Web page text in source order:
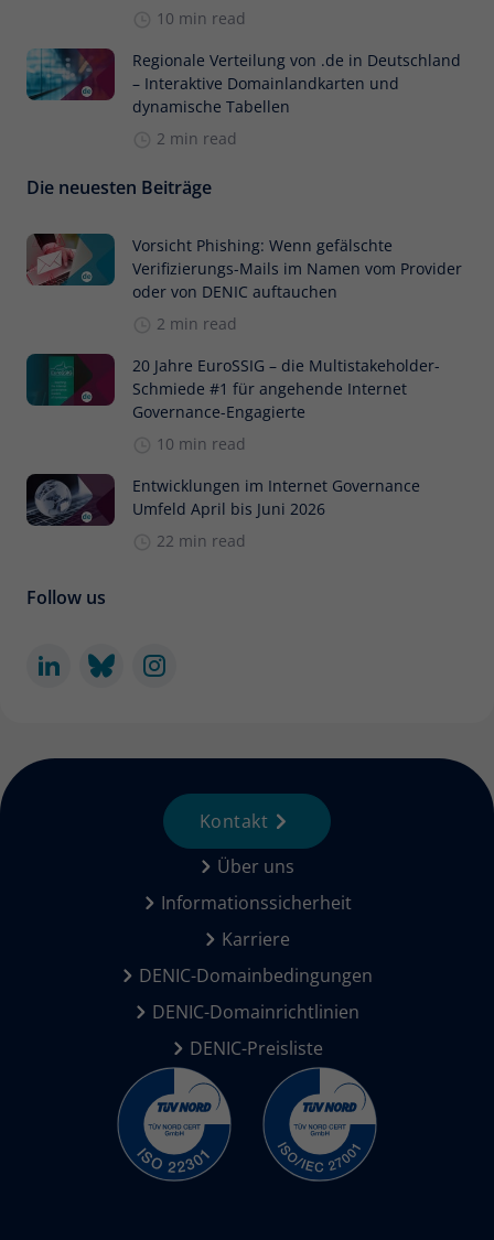
10 min read
Regionale Verteilung von .de in Deutschland
– Interaktive Domainlandkarten und
dynamische Tabellen
2 min read
Die neuesten Beiträge
Vorsicht Phishing: Wenn gefälschte
Verifizierungs-Mails im Namen vom Provider
oder von DENIC auftauchen
2 min read
20 Jahre EuroSSIG – die Multistakeholder-
Schmiede #1 für angehende Internet
Governance-Engagierte
10 min read
Entwicklungen im Internet Governance
Umfeld April bis Juni 2026
22 min read
Follow us
Über uns
Informationssicherheit
Karriere
DENIC-Domainbedingungen
DENIC-Domainrichtlinien
DENIC-Preisliste
Kontakt